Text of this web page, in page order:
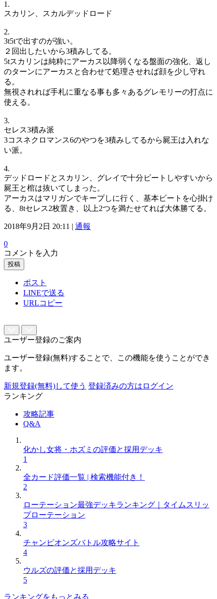
1.
スカリン、スカルデッドロード
2.
3t5tで出すのが強い。
２回出したいから3積みしてる。
5tスカリンは純粋にアーカス以降弱くなる盤面の強化、返し
のターンにアーカスと合わせて処理させれば顔を少し守れ
る。
無視されれば手札に重なる事も多々あるグレモリーの打点に
使える。
3.
セレス3積み派
3コスネクロマンス6のやつを3積みしてるから屍王は入れな
い派。
4.
デッドロードとスカリン、グレイで十分ビートしやすいから
屍王と棺は抜いてしまった。
アーカスはマリガンでキープしに行く、基本ビートを心掛け
る、8tセレス2枚置き、以上2つを満たせてれば大体勝てる。
2018年9月2日 20:11 | 通報
0
コメントを入力
投稿
ポスト
LINEで送る
URLコピー
ユーザー登録のご案内
ユーザー登録(無料)することで、この機能を使うことができ
ます。
新規登録(無料)して使う 登録済みの方はログイン
ランキング
攻略記事
Q&A
化かし女将・ホズミの評価と採用デッキ
1
全カード評価一覧 | 検索機能付き！
2
ローテーション最強デッキランキング｜タイムスリッ
プローテーション
3
チャンピオンズバトル攻略サイト
4
ウルズの評価と採用デッキ
5
ランキングをもっとみる